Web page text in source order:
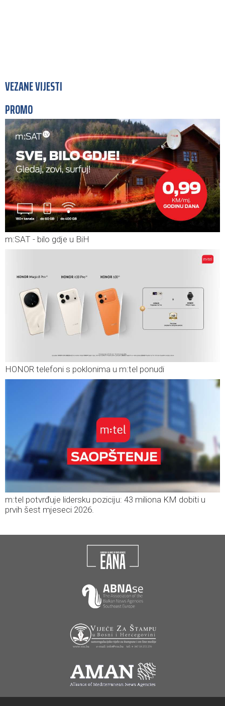
VEZANE VIJESTI
PROMO
m:SAT - bilo gdje u BiH
HONOR telefoni s poklonima u m:tel ponudi
m:tel potvrđuje lidersku poziciju: 43 miliona KM dobiti u
prvih šest mjeseci 2026.